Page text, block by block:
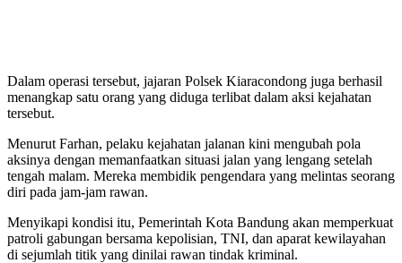
Dalam operasi tersebut, jajaran Polsek Kiaracondong juga berhasil
menangkap satu orang yang diduga terlibat dalam aksi kejahatan
tersebut.
Menurut Farhan, pelaku kejahatan jalanan kini mengubah pola
aksinya dengan memanfaatkan situasi jalan yang lengang setelah
tengah malam. Mereka membidik pengendara yang melintas seorang
diri pada jam-jam rawan.
Menyikapi kondisi itu, Pemerintah Kota Bandung akan memperkuat
patroli gabungan bersama kepolisian, TNI, dan aparat kewilayahan
di sejumlah titik yang dinilai rawan tindak kriminal.